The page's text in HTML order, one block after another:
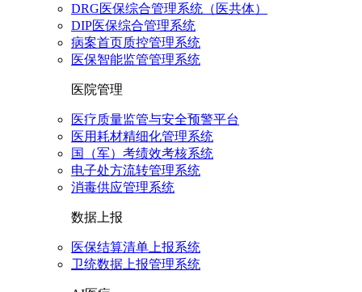
DRG医保综合管理系统（医共体）
DIP医保综合管理系统
病案首页质控管理系统
医保智能监管管理系统
医院管理
医疗质量监管与安全预警平台
医用耗材精细化管理系统
国（军）考绩效考核系统
电子处方流转管理系统
消毒供应管理系统
数据上报
医保结算清单上报系统
卫统数据上报管理系统